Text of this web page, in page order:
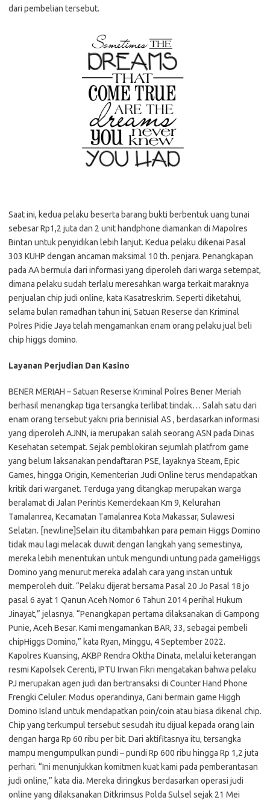
dari pembelian tersebut.
Saat ini, kedua pelaku beserta barang bukti berbentuk uang tunai
sebesar Rp1,2 juta dan 2 unit handphone diamankan di Mapolres
Bintan untuk penyidikan lebih lanjut. Kedua pelaku dikenai Pasal
303 KUHP dengan ancaman maksimal 10 th. penjara. Penangkapan
pada AA bermula dari informasi yang diperoleh dari warga setempat,
dimana pelaku sudah terlalu meresahkan warga terkait maraknya
penjualan chip judi online, kata Kasatreskrim. Seperti diketahui,
selama bulan ramadhan tahun ini, Satuan Reserse dan Kriminal
Polres Pidie Jaya telah mengamankan enam orang pelaku jual beli
chip higgs domino.
Layanan Perjudian Dan Kasino
BENER MERIAH – Satuan Reserse Kriminal Polres Bener Meriah
berhasil menangkap tiga tersangka terlibat tindak… Salah satu dari
enam orang tersebut yakni pria berinisial AS , berdasarkan informasi
yang diperoleh AJNN, ia merupakan salah seorang ASN pada Dinas
Kesehatan setempat. Sejak pemblokiran sejumlah platfrom game
yang belum laksanakan pendaftaran PSE, layaknya Steam, Epic
Games, hingga Origin, Kementerian Judi Online terus mendapatkan
kritik dari warganet. Terduga yang ditangkap merupakan warga
beralamat di Jalan Perintis Kemerdekaan Km 9, Kelurahan
Tamalanrea, Kecamatan Tamalanrea Kota Makassar, Sulawesi
Selatan. [newline]Selain itu ditambahkan para pemain Higgs Domino
tidak mau lagi melacak duwit dengan langkah yang semestinya,
mereka lebih menentukan untuk mengundi untung pada gameHiggs
Domino yang menurut mereka adalah cara yang instan untuk
memperoleh duit. “Pelaku dijerat bersama Pasal 20 Jo Pasal 18 jo
pasal 6 ayat 1 Qanun Aceh Nomor 6 Tahun 2014 perihal Hukum
Jinayat,” jelasnya. “Penangkapan pertama dilaksanakan di Gampong
Punie, Aceh Besar. Kami mengamankan BAR, 33, sebagai pembeli
chipHiggs Domino,” kata Ryan, Minggu, 4 September 2022.
Kapolres Kuansing, AKBP Rendra Oktha Dinata, melalui keterangan
resmi Kapolsek Cerenti, IPTU Irwan Fikri mengatakan bahwa pelaku
PJ merupakan agen judi dan bertransaksi di Counter Hand Phone
Frengki Celuler. Modus operandinya, Gani bermain game Higgh
Domino Island untuk mendapatkan poin/coin atau biasa dikenal chip.
Chip yang terkumpul tersebut sesudah itu dijual kepada orang lain
dengan harga Rp 60 ribu per bit. Dari aktifitasnya itu, tersangka
mampu mengumpulkan pundi – pundi Rp 600 ribu hingga Rp 1,2 juta
perhari. “Ini menunjukkan komitmen kuat kami pada pemberantasan
judi online,” kata dia. Mereka diringkus berdasarkan operasi judi
online yang dilaksanakan Ditkrimsus Polda Sulsel sejak 21 Mei